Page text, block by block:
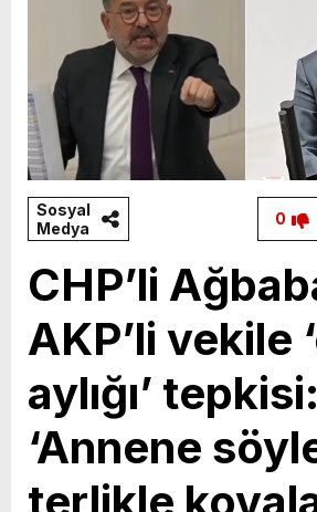
Sosyal
Medya
0
CHP’li
AKP’li vekile
aylığı’ tepkisi:
‘Annene
terlikle